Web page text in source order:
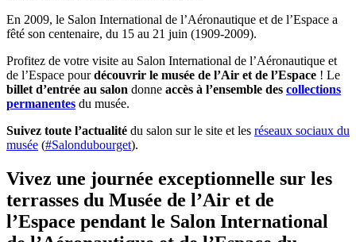
En 2009, le Salon International de l’Aéronautique et de l’Espace a
fêté son centenaire, du 15 au 21 juin (1909-2009).
Profitez de votre visite au Salon International de l’Aéronautique et
de l’Espace pourdécouvrir le musée de l’Air et de l’Espace ! Le
billet d’entrée au salon donne accès à l’ensemble des collections
permanentes du musée.
Suivez toute l’actualité du salon sur le site et les réseaux sociaux du
musée (#Salondubourget).
Vivez une journée exceptionnelle sur les
terrasses du Musée de l’Air et de
l’Espace pendant le Salon International